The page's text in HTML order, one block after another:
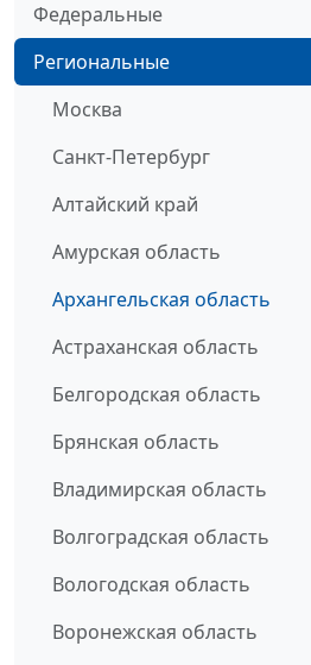
Федеральные
Региональные
Москва
Санкт-Петербург
Алтайский край
Амурская область
Архангельская область
Астраханская область
Белгородская область
Брянская область
Владимирская область
Волгоградская область
Вологодская область
Воронежская область